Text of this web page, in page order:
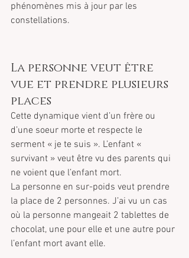
phénomènes mis à jour par les
constellations.
La personne veut être
vue et prendre plusieurs
places
Cette dynamique vient d’un frère ou
d’une soeur morte et respecte le
serment « je te suis ». L’enfant «
survivant » veut être vu des parents qui
ne voient que l’enfant mort.
La personne en sur-poids veut prendre
la place de 2 personnes. J’ai vu un cas
où la personne mangeait 2 tablettes de
chocolat, une pour elle et une autre pour
l’enfant mort avant elle.